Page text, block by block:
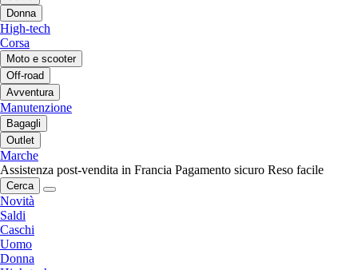
Donna
High-tech
Corsa
Moto e scooter
Off-road
Avventura
Manutenzione
Bagagli
Outlet
Marche
Assistenza post-vendita in Francia Pagamento sicuro Reso facile
Cerca
Novità
Saldi
Caschi
Uomo
Donna